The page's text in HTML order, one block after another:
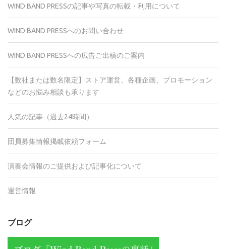
WIND BAND PRESSの記事や写真の転載・利用について
WIND BAND PRESSへのお問い合わせ
WIND BAND PRESSへの広告ご出稿のご案内
【数社または数名限定】ストア運営、各種企画、プロモーション
などのお悩み相談も承ります
人気の記事（過去24時間）
団員募集情報掲載依頼フォーム
演奏会情報のご提供および記事化について
運営情報
ブログ